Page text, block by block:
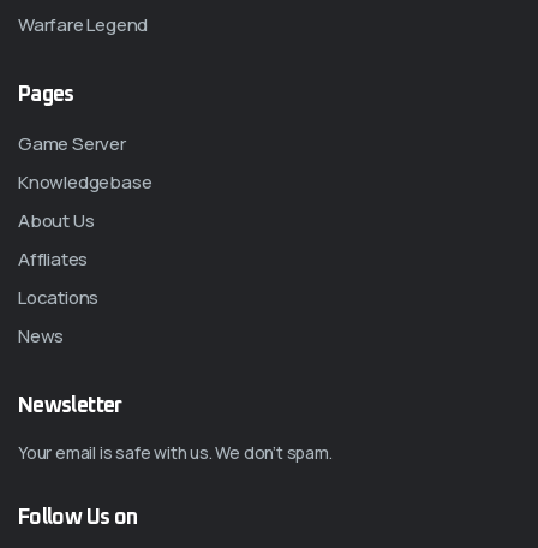
Warfare Legend
Pages
Game Server
Knowledgebase
About Us
Affliates
Locations
News
Newsletter
Your email is safe with us. We don’t spam.
Follow Us on